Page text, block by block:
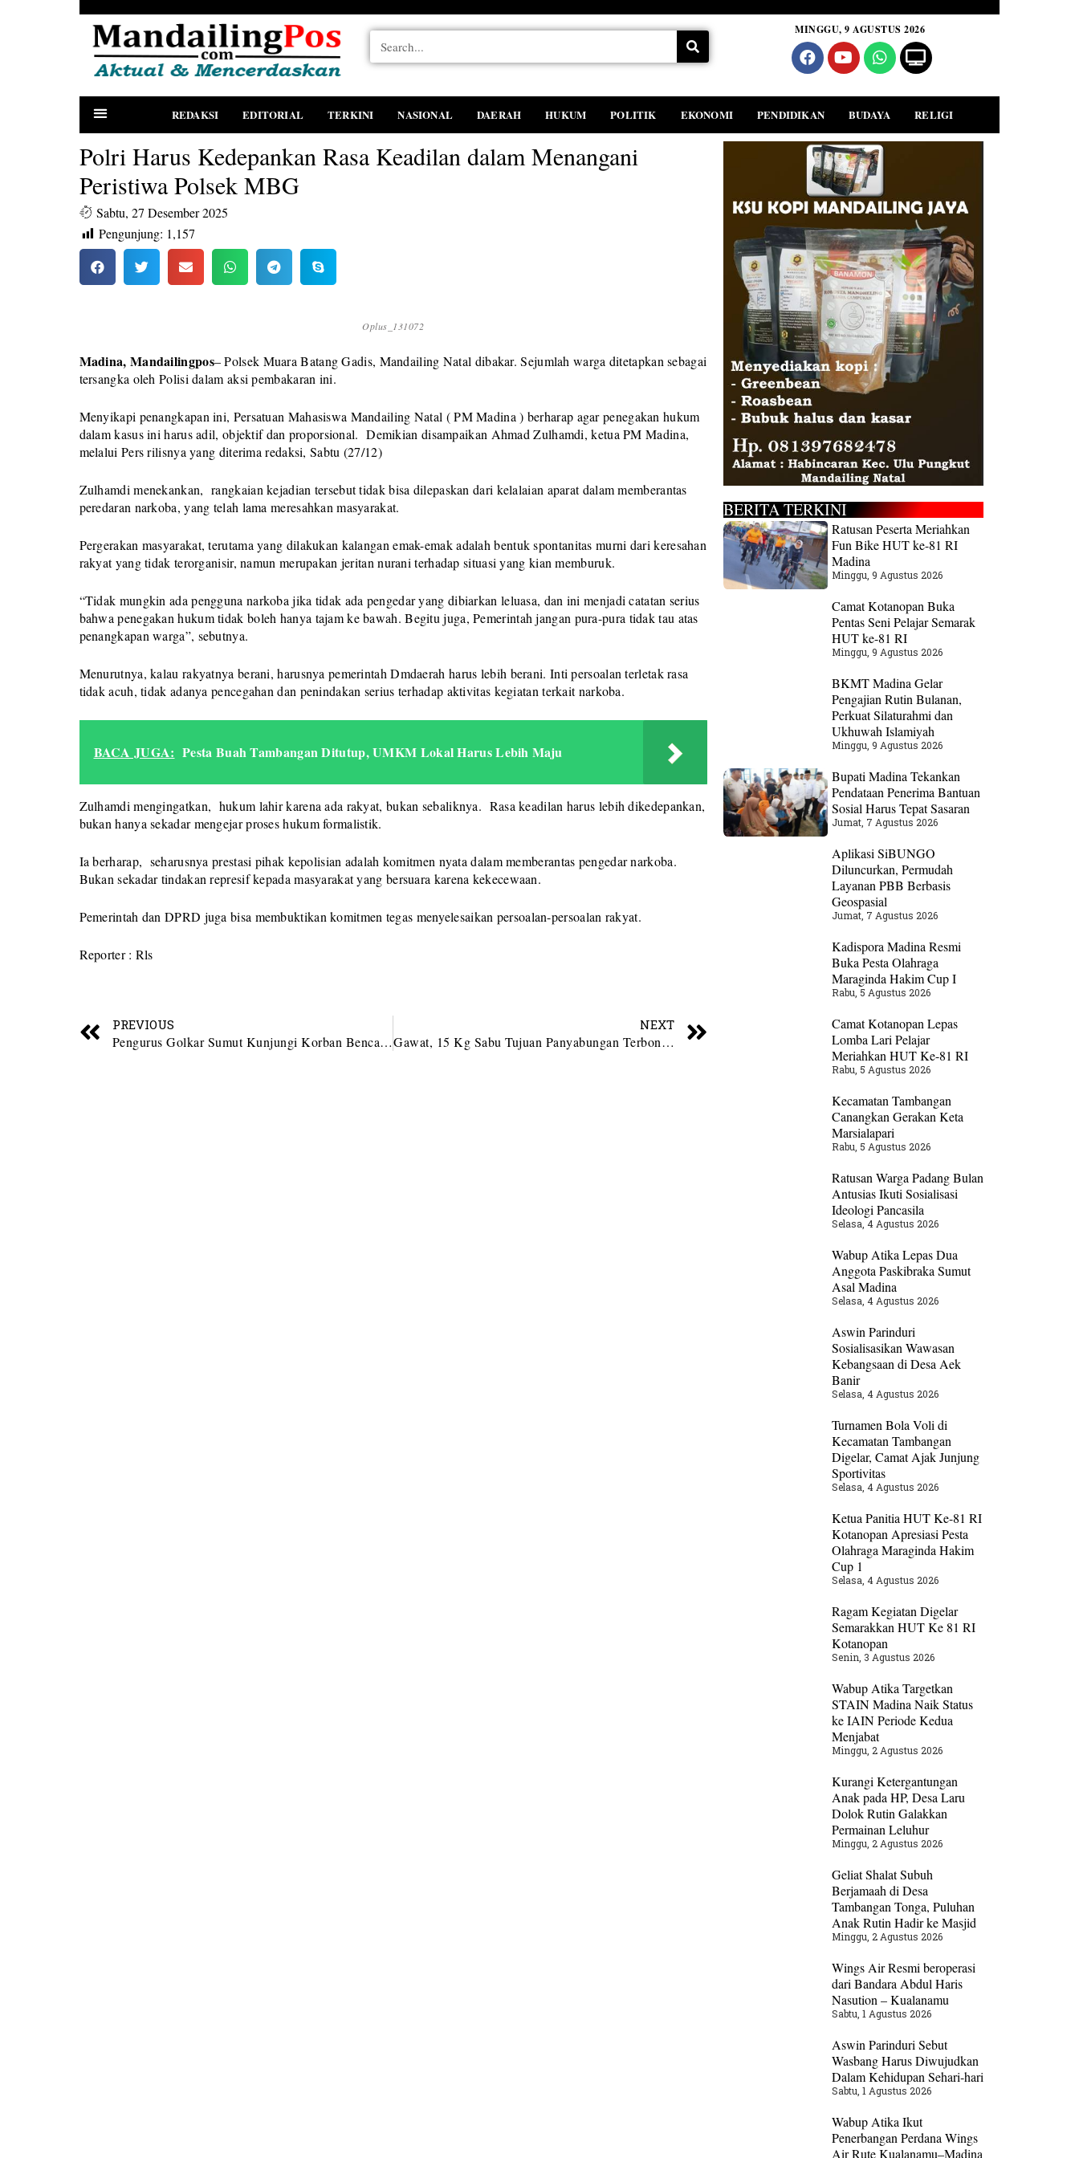
MINGGU, 9 AGUSTUS 2026
REDAKSI EDITORIAL TERKINI NASIONAL DAERAH HUKUM POLITIK EKONOMI PENDIDIKAN BUDAYA RELIGI
Polri Harus Kedepankan Rasa Keadilan dalam Menangani
Peristiwa Polsek MBG
Sabtu, 27 Desember 2025
Pengunjung: 1,157
Oplus_131072
Madina, Mandailingpos– Polsek Muara Batang Gadis, Mandailing Natal dibakar. Sejumlah warga ditetapkan sebagai
tersangka oleh Polisi dalam aksi pembakaran ini.
Menyikapi penangkapan ini, Persatuan Mahasiswa Mandailing Natal ( PM Madina ) berharap agar penegakan hukum
dalam kasus ini harus adil, objektif dan proporsional. Demikian disampaikan Ahmad Zulhamdi, ketua PM Madina,
melalui Pers rilisnya yang diterima redaksi, Sabtu (27/12)
Zulhamdi menekankan, rangkaian kejadian tersebut tidak bisa dilepaskan dari kelalaian aparat dalam memberantas
peredaran narkoba, yang telah lama meresahkan masyarakat.
Pergerakan masyarakat, terutama yang dilakukan kalangan emak-emak adalah bentuk spontanitas murni dari keresahan
rakyat yang tidak terorganisir, namun merupakan jeritan nurani terhadap situasi yang kian memburuk.
“Tidak mungkin ada pengguna narkoba jika tidak ada pengedar yang dibiarkan leluasa, dan ini menjadi catatan serius
bahwa penegakan hukum tidak boleh hanya tajam ke bawah. Begitu juga, Pemerintah jangan pura-pura tidak tau atas
penangkapan warga”, sebutnya.
Menurutnya, kalau rakyatnya berani, harusnya pemerintah Dmdaerah harus lebih berani. Inti persoalan terletak rasa
tidak acuh, tidak adanya pencegahan dan penindakan serius terhadap aktivitas kegiatan terkait narkoba.
BACA JUGA: Pesta Buah Tambangan Ditutup, UMKM Lokal Harus Lebih Maju
Zulhamdi mengingatkan, hukum lahir karena ada rakyat, bukan sebaliknya. Rasa keadilan harus lebih dikedepankan,
bukan hanya sekadar mengejar proses hukum formalistik.
Ia berharap, seharusnya prestasi pihak kepolisian adalah komitmen nyata dalam memberantas pengedar narkoba.
Bukan sekadar tindakan represif kepada masyarakat yang bersuara karena kekecewaan.
Pemerintah dan DPRD juga bisa membuktikan komitmen tegas menyelesaikan persoalan-persoalan rakyat.
Reporter : Rls
PREVIOUS
Pengurus Golkar Sumut Kunjungi Korban Bencana di Tapsel, Tapteng dan Sibolga
NEXT
Gawat, 15 Kg Sabu Tujuan Panyabungan Terbongkar, Tamparan Keras Bagi Polres Madina
BERITA TERKINI
Ratusan Peserta Meriahkan
Fun Bike HUT ke-81 RI
Madina
Minggu, 9 Agustus 2026
Camat Kotanopan Buka
Pentas Seni Pelajar Semarak
HUT ke-81 RI
Minggu, 9 Agustus 2026
BKMT Madina Gelar
Pengajian Rutin Bulanan,
Perkuat Silaturahmi dan
Ukhuwah Islamiyah
Minggu, 9 Agustus 2026
Bupati Madina Tekankan
Pendataan Penerima Bantuan
Sosial Harus Tepat Sasaran
Jumat, 7 Agustus 2026
Aplikasi SiBUNGO
Diluncurkan, Permudah
Layanan PBB Berbasis
Geospasial
Jumat, 7 Agustus 2026
Kadispora Madina Resmi
Buka Pesta Olahraga
Maraginda Hakim Cup I
Rabu, 5 Agustus 2026
Camat Kotanopan Lepas
Lomba Lari Pelajar
Meriahkan HUT Ke-81 RI
Rabu, 5 Agustus 2026
Kecamatan Tambangan
Canangkan Gerakan Keta
Marsialapari
Rabu, 5 Agustus 2026
Ratusan Warga Padang Bulan
Antusias Ikuti Sosialisasi
Ideologi Pancasila
Selasa, 4 Agustus 2026
Wabup Atika Lepas Dua
Anggota Paskibraka Sumut
Asal Madina
Selasa, 4 Agustus 2026
Aswin Parinduri
Sosialisasikan Wawasan
Kebangsaan di Desa Aek
Banir
Selasa, 4 Agustus 2026
Turnamen Bola Voli di
Kecamatan Tambangan
Digelar, Camat Ajak Junjung
Sportivitas
Selasa, 4 Agustus 2026
Ketua Panitia HUT Ke-81 RI
Kotanopan Apresiasi Pesta
Olahraga Maraginda Hakim
Cup 1
Selasa, 4 Agustus 2026
Ragam Kegiatan Digelar
Semarakkan HUT Ke 81 RI
Kotanopan
Senin, 3 Agustus 2026
Wabup Atika Targetkan
STAIN Madina Naik Status
ke IAIN Periode Kedua
Menjabat
Minggu, 2 Agustus 2026
Kurangi Ketergantungan
Anak pada HP, Desa Laru
Dolok Rutin Galakkan
Permainan Leluhur
Minggu, 2 Agustus 2026
Geliat Shalat Subuh
Berjamaah di Desa
Tambangan Tonga, Puluhan
Anak Rutin Hadir ke Masjid
Minggu, 2 Agustus 2026
Wings Air Resmi beroperasi
dari Bandara Abdul Haris
Nasution – Kualanamu
Sabtu, 1 Agustus 2026
Aswin Parinduri Sebut
Wasbang Harus Diwujudkan
Dalam Kehidupan Sehari-hari
Sabtu, 1 Agustus 2026
Wabup Atika Ikut
Penerbangan Perdana Wings
Air Rute Kualanamu–Madina